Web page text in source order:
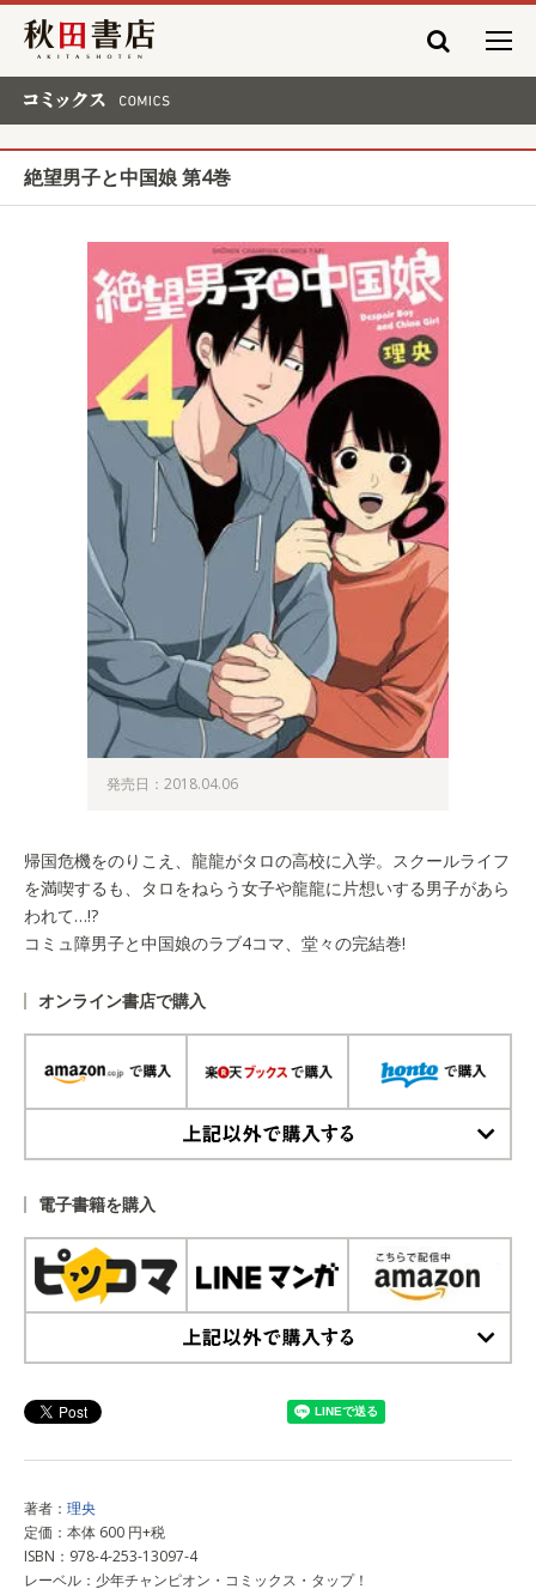
秋田書店
絶望男子と中国娘 第4巻
発売日：2018.04.06
帰国危機をのりこえ、龍龍がタロの高校に入学。スクールライフ
を満喫するも、タロをねらう女子や龍龍に片想いする男子があら
われて…!?
コミュ障男子と中国娘のラブ4コマ、堂々の完結巻!
オンライン書店で購入
電子書籍を購入
著者： 理央
定価：本体 600 円+税
ISBN：978-4-253-13097-4
レーベル：少年チャンピオン・コミックス・タップ！